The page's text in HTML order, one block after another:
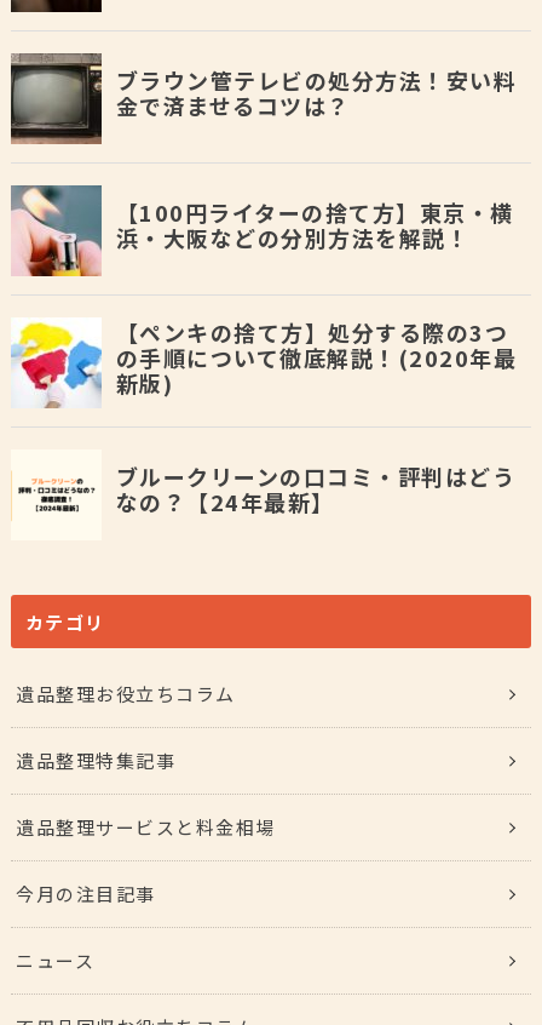
カテゴリ
遺品整理お役立ちコラム
遺品整理特集記事
遺品整理サービスと料金相場
今月の注目記事
ニュース